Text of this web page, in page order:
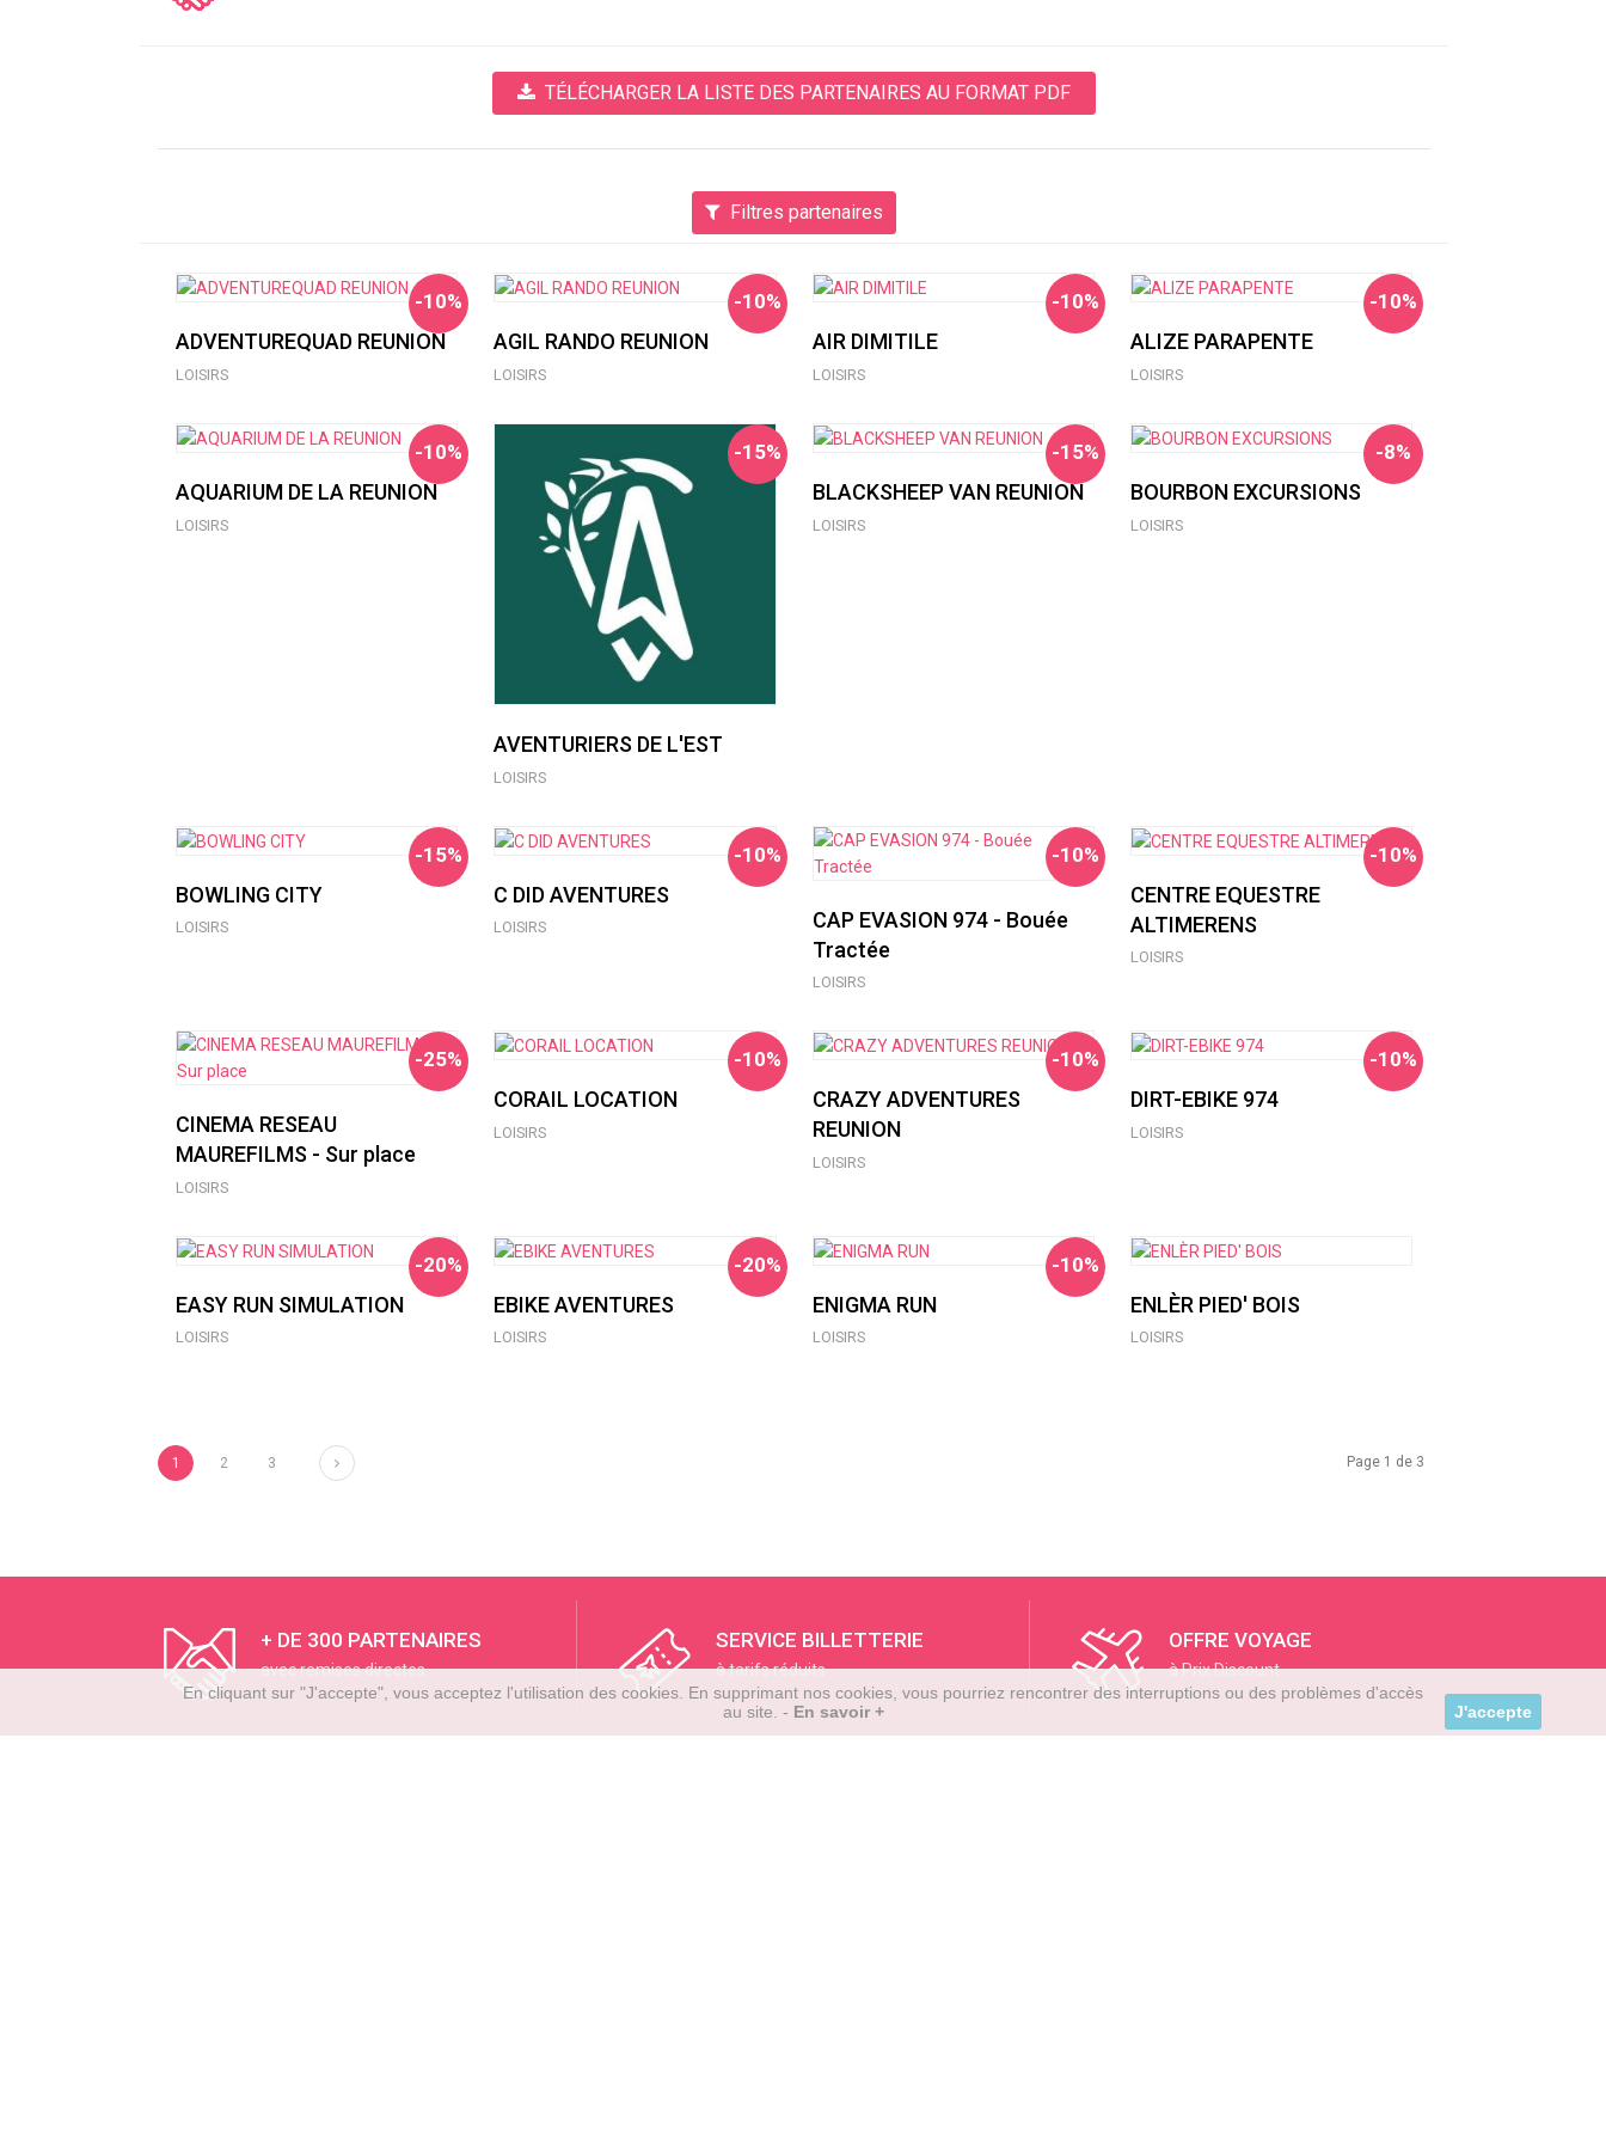
TÉLÉCHARGER LA LISTE DES PARTENAIRES AU FORMAT PDF
Filtres partenaires
-10%
ADVENTUREQUAD REUNION
LOISIRS
-10%
AGIL RANDO REUNION
LOISIRS
-10%
AIR DIMITILE
LOISIRS
-10%
ALIZE PARAPENTE
LOISIRS
-10%
AQUARIUM DE LA REUNION
LOISIRS
-15%
AVENTURIERS DE L'EST
LOISIRS
-15%
BLACKSHEEP VAN REUNION
LOISIRS
-8%
BOURBON EXCURSIONS
LOISIRS
-15%
BOWLING CITY
LOISIRS
-10%
C DID AVENTURES
LOISIRS
-10%
CAP EVASION 974 - Bouée
Tractée
LOISIRS
-10%
CENTRE EQUESTRE
ALTIMERENS
LOISIRS
-25%
CINEMA RESEAU
MAUREFILMS - Sur place
LOISIRS
-10%
CORAIL LOCATION
LOISIRS
-10%
CRAZY ADVENTURES
REUNION
LOISIRS
-10%
DIRT-EBIKE 974
LOISIRS
-20%
EASY RUN SIMULATION
LOISIRS
-20%
EBIKE AVENTURES
LOISIRS
-10%
ENIGMA RUN
LOISIRS
ENLÈR PIED' BOIS
LOISIRS
1 2 3 Suivant Page 1 de 3
+ DE 300 PARTENAIRES
avec remises directes
SERVICE BILLETTERIE
à tarifs réduits
OFFRE VOYAGE
à Prix Discount
En cliquant sur "J'accepte", vous acceptez l'utilisation des cookies. En supprimant nos cookies, vous pourriez rencontrer des interruptions ou des problèmes d'accès
au site. - En savoir + J'accepte